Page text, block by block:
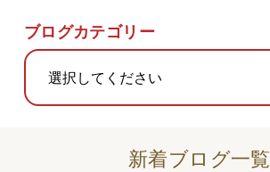
ブログカテゴリー
新着ブログ一覧